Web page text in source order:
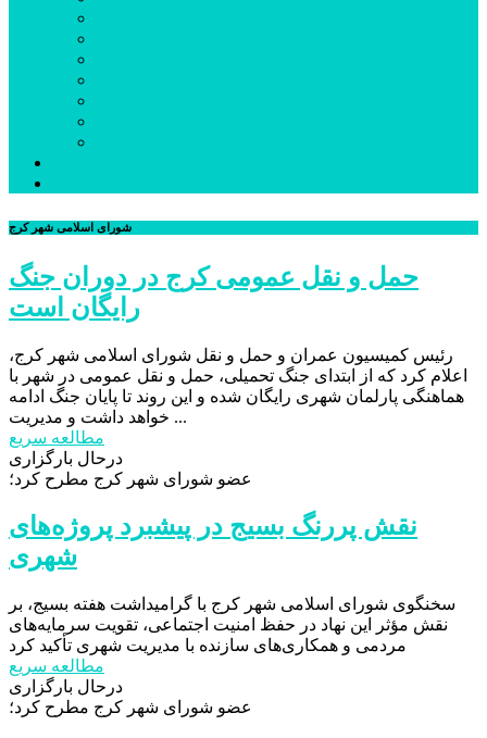
شورای اسلامی شهر کرج
حمل و نقل عمومی کرج در دوران جنگ
رایگان است
رئیس کمیسیون عمران و حمل و نقل شورای اسلامی شهر کرج،
اعلام کرد که از ابتدای جنگ تحمیلی، حمل و نقل عمومی در شهر با
هماهنگی پارلمان شهری رایگان شده و این روند تا پایان جنگ ادامه
خواهد داشت و مدیریت ...
مطالعه سریع
درحال بارگزاری
عضو شورای شهر کرج مطرح کرد؛
نقش پررنگ بسیج در پیشبرد پروژه‌های
شهری
سخنگوی شورای اسلامی شهر کرج با گرامیداشت هفته بسیج، بر
نقش مؤثر این نهاد در حفظ امنیت اجتماعی، تقویت سرمایه‌های
مردمی و همکاری‌های سازنده با مدیریت شهری تأکید کرد
مطالعه سریع
درحال بارگزاری
عضو شورای شهر کرج مطرح کرد؛